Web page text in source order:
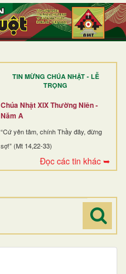
TIN MỪNG CHÚA NHẬT - LỄ
TRỌNG
Chúa Nhật XIX Thường Niên -
Năm A
“Cứ yên tâm, chính Thầy đây, đừng
sợ!” (Mt 14,22-33)
Đọc các tin khác ➥